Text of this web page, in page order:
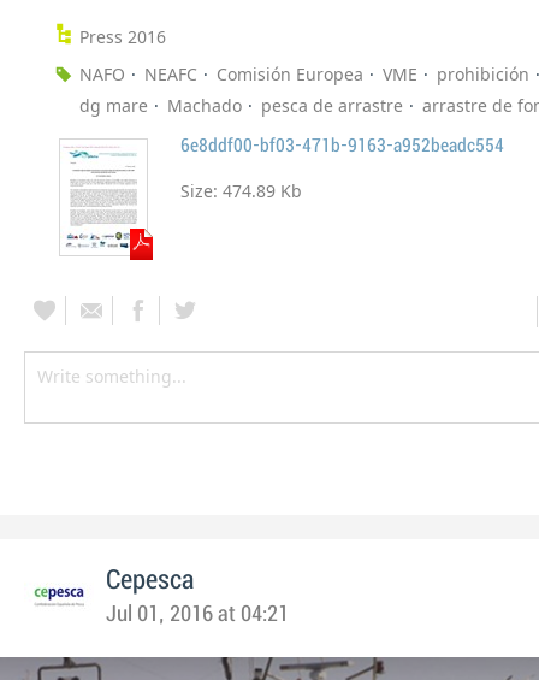
Press 2016
NAFO
NEAFC Comisión Europea VME
prohibición
dg mare
Machado pesca de arrastre arrastre de
6e8ddf00-bf03-471b-9163-a952beadc554
Size: 474.89 Kb
Cepesca
Jul 01, 2016 at 04:21